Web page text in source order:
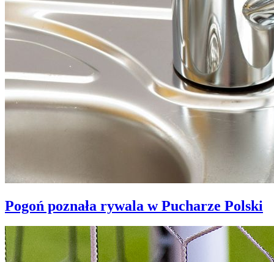
Pogoń poznała rywala w Pucharze Polski